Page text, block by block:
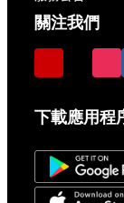
關注我們
下載應用程